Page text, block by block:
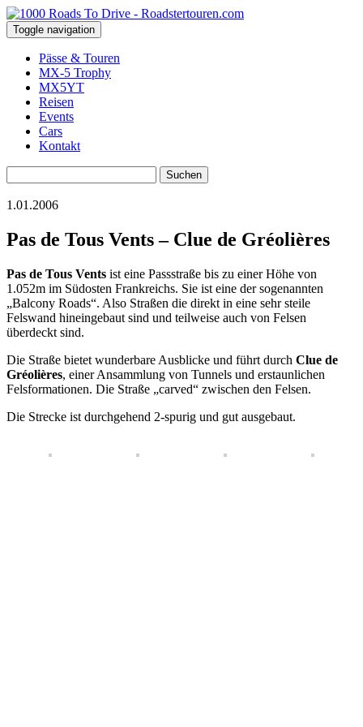
Toggle navigation
Pässe & Touren
MX-5 Trophy
MX5YT
Reisen
Events
Cars
Kontakt
nach:
1.01.2006
Pas de Tous Vents – Clue de Gréolières
Pas de Tous Vents ist eine Passstraße bis zu einer Höhe von
1.052m im Südosten Frankreichs. Sie ist eine der sogenannten
„Balcony Roads“. Also Straßen die direkt in eine sehr steile
Felswand hineingebaut sind und teilweise auch von Felsen
überdeckt sind.
Die Straße bietet wunderbare Ausblicke und führt durch Clue de
Gréolières, einer Ansammlung von Tunnels und erstaunlichen
Felsformationen. Die Straße „carved“ zwischen den Felsen.
Die Strecke ist durchgehend 2-spurig und gut ausgebaut.